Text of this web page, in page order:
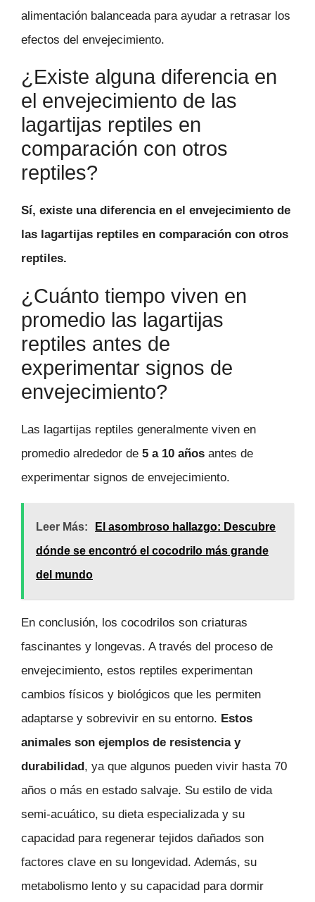
alimentación balanceada para ayudar a retrasar los
efectos del envejecimiento.
¿Existe alguna diferencia en
el envejecimiento de las
lagartijas reptiles en
comparación con otros
reptiles?
Sí, existe una diferencia en el envejecimiento de
las lagartijas reptiles en comparación con otros
reptiles.
¿Cuánto tiempo viven en
promedio las lagartijas
reptiles antes de
experimentar signos de
envejecimiento?
Las lagartijas reptiles generalmente viven en
promedio alrededor de 5 a 10 años antes de
experimentar signos de envejecimiento.
Leer Más:
El asombroso hallazgo: Descubre
dónde se encontró el cocodrilo más grande
del mundo
En conclusión, los cocodrilos son criaturas
fascinantes y longevas. A través del proceso de
envejecimiento, estos reptiles experimentan
cambios físicos y biológicos que les permiten
adaptarse y sobrevivir en su entorno. Estos
animales son ejemplos de resistencia y
durabilidad, ya que algunos pueden vivir hasta 70
años o más en estado salvaje. Su estilo de vida
semi-acuático, su dieta especializada y su
capacidad para regenerar tejidos dañados son
factores clave en su longevidad. Además, su
metabolismo lento y su capacidad para dormir